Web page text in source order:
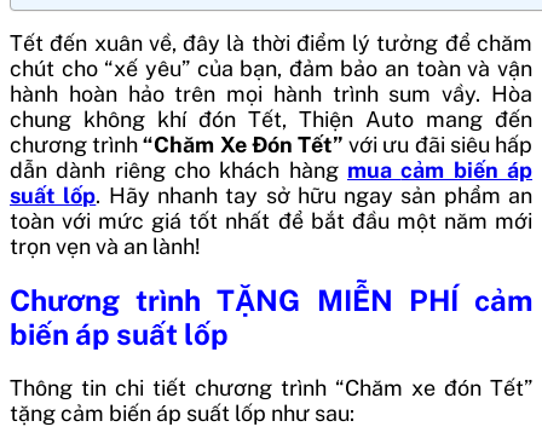
Tết đến xuân về, đây là thời điểm lý tưởng để chăm
chút cho “xế yêu” của bạn, đảm bảo an toàn và vận
hành hoàn hảo trên mọi hành trình sum vầy. Hòa
chung không khí đón Tết, Thiện Auto mang đến
chương trình“Chăm Xe Đón Tết” với ưu đãi siêu hấp
dẫn dành riêng cho khách hàng muacảm biến áp
suất lốp. Hãy nhanh tay sở hữu ngay sản phẩm an
toàn với mức giá tốt nhất để bắt đầu một năm mới
trọn vẹn và an lành!
Chương trình TẶNG MIỄN PHÍ cảm
biến áp suất lốp
Thông tin chi tiết chương trình “Chăm xe đón Tết”
tặng cảm biến áp suất lốp như sau: